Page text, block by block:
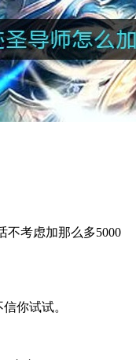
不考虑加那么多5000
你试试。